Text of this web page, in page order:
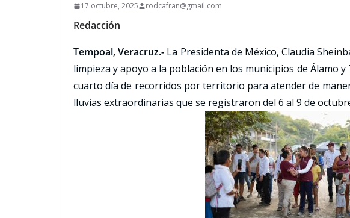
17 octubre, 2025 rodcafran@gmail.com
Redacción
Tempoal, Veracruz.- La Presidenta de México, Claudia
limpieza y apoyo a la población en los municipios de Álamo
cuarto día de recorridos por territorio para atender de
lluvias extraordinarias que se registraron del 6 al 9 de